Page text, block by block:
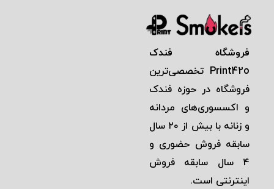
فروشگاه فندک
Print42o تخصصی‌ترين
فروشگاه در حوزه فندک
و اكسسوری‌های مردانه
و زنانه با بيش از ٢٠ سال
سابقه فروش حضوری و
٤ سال سابقه فروش
اينترنتی است.